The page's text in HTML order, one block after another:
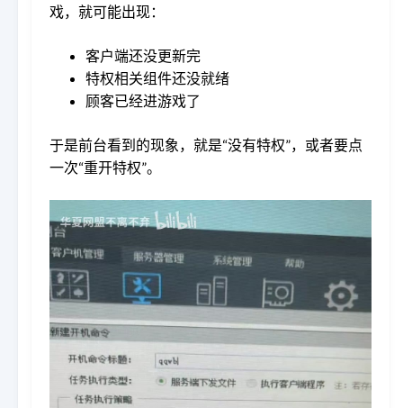
戏，就可能出现：
客户端还没更新完
特权相关组件还没就绪
顾客已经进游戏了
于是前台看到的现象，就是“没有特权”，或者要点
一次“重开特权”。